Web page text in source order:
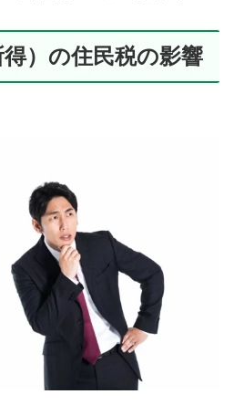
）の住民税の影響